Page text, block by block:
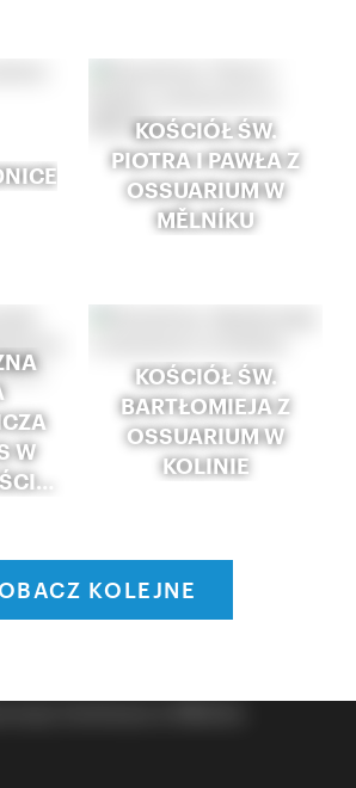
KOŚCIÓŁ ŚW.
PIOTRA I PAWŁA Z
OSSUARIUM W
MĚLNÍKU
W
KOŚCIÓŁ ŚW.
BARTŁOMIEJA Z
OSSUARIUM W
KOLINIE
KOLEJNE